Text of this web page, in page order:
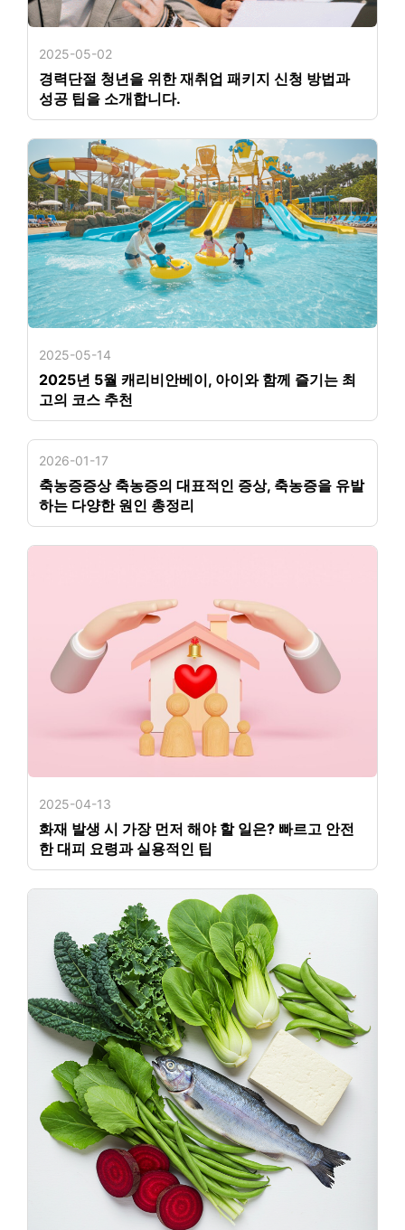
2025-05-02
경력단절 청년을 위한 재취업 패키지 신청 방법과
성공 팁을 소개합니다.
2025-05-14
2025년 5월 캐리비안베이, 아이와 함께 즐기는 최
고의 코스 추천
2026-01-17
축농증증상 축농증의 대표적인 증상, 축농증을 유발
하는 다양한 원인 총정리
2025-04-13
화재 발생 시 가장 먼저 해야 할 일은? 빠르고 안전
한 대피 요령과 실용적인 팁